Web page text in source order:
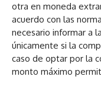
otra en moneda
acuerdo con las
necesario informar a
únicamente si la
caso de optar por la
monto máximo